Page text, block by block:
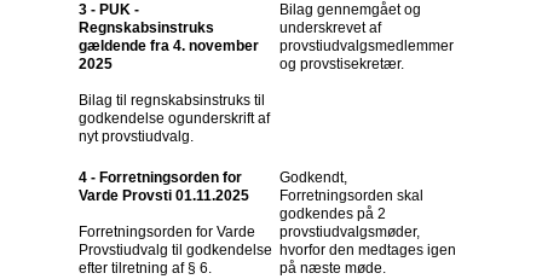
3 - PUK -
Regnskabsinstruks
gældende fra 4. november
2025
Bilag til regnskabsinstruks til
godkendelse ogunderskrift af
nyt provstiudvalg.
Bilag gennemgået og
underskrevet af
provstiudvalgsmedlemmer
og provstisekretær.
4 - Forretningsorden for
Varde Provsti 01.11.2025
Forretningsorden for Varde
Provstiudvalg til godkendelse
efter tilretning af § 6.
Godkendt,
Forretningsorden skal
godkendes på 2
provstiudvalgsmøder,
hvorfor den medtages igen
på næste møde.